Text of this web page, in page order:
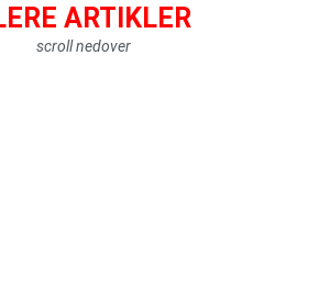
ARTIKLER
scroll nedover